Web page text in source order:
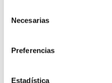
Necesarias
Preferencias
Estadística
Será una sesión práctica y
priorizar y dar forma a
Responsables: